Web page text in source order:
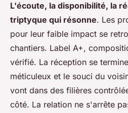
L'écoute, la disponibilité, la
triptyque qui résonne. Les
pour leur faible impact se
chantiers. Label A+,
vérifié. La réception se
méticuleux et le souci du
vont dans des filières
côté. La relation ne s'arrête